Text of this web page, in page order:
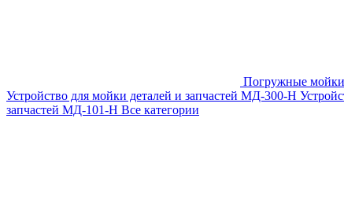
Погружные мойки
Устройство для мойки деталей и запчастей МД-300-H
запчастей МД-101-Н Все категории